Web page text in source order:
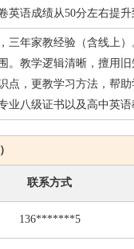
英语成绩从50分左右提升
三年家教经验（含线上
。教学逻辑清晰，擅用
点，更教学习方法，帮
业八级证书以及高中英语
联系方式
136*******5